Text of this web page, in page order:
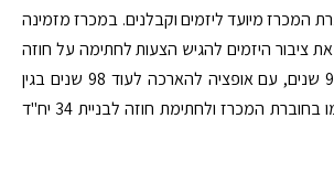
המכרז מיועד ליזמים וקבלנים. במכרז מזמינה
ציבור היזמים להגיש הצעות לחתימה על חוזה
חכירה לתקופה של 98 שנים, עם אופציה להארכה לעוד 98 שנים בגין
השטח שפרטיו יפורסמו בחוברת המכרז ולחתימת חוזה לבניית 34 יח"ד